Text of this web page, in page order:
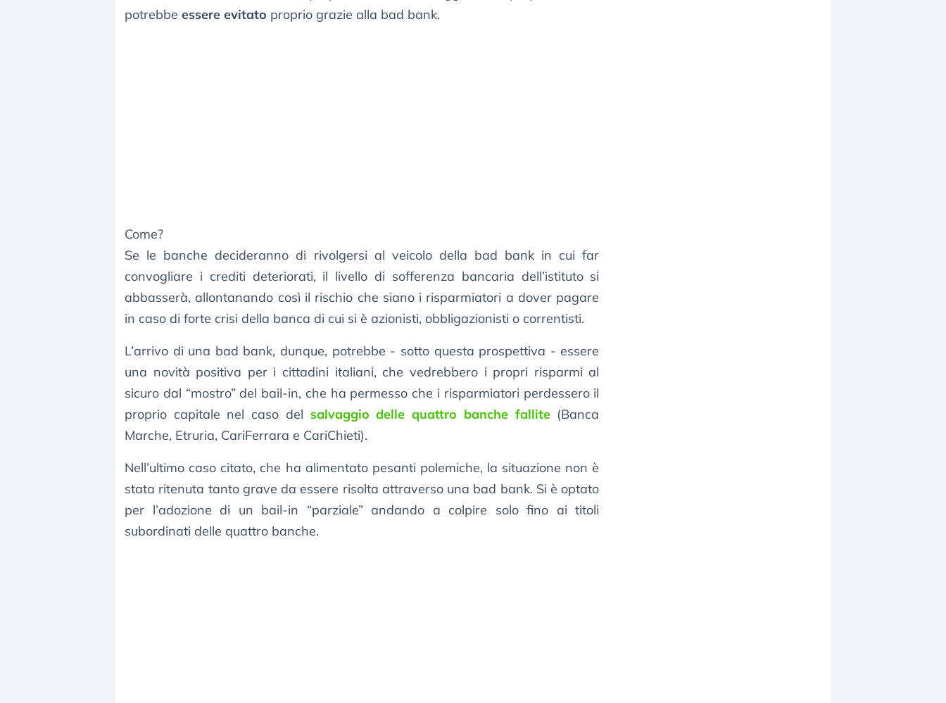
potrebbe essere evitato proprio grazie alla bad bank.
Come?
Se le banche decideranno di rivolgersi al veicolo della bad bank in cui far
convogliare i crediti deteriorati, il livello di sofferenza bancaria dell’istituto si
abbasserà, allontanando così il rischio che siano i risparmiatori a dover pagare
in caso di forte crisi della banca di cui si è azionisti, obbligazionisti o correntisti.
L’arrivo di una bad bank, dunque, potrebbe - sotto questa prospettiva - essere
una novità positiva per i cittadini italiani, che vedrebbero i propri risparmi al
sicuro dal “mostro” del bail-in, che ha permesso che i risparmiatori perdessero il
proprio capitale nel caso del salvaggio delle quattro banche fallite(Banca
Marche, Etruria, CariFerrara e CariChieti).
Nell’ultimo caso citato, che ha alimentato pesanti polemiche, la situazione non è
stata ritenuta tanto grave da essere risolta attraverso una bad bank. Si è optato
per l’adozione di un bail-in “parziale” andando a colpire solo fino ai titoli
subordinati delle quattro banche.